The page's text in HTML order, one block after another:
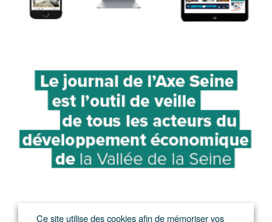
Ce site utilise des cookies afin de mémoriser vos